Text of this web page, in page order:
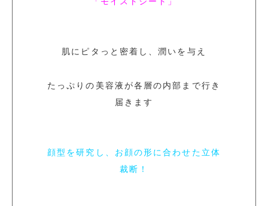
肌にピタっと密着し、潤いを与え
たっぷりの美容液が各層の内部まで行き
届きます
顔型を研究し、お顔の形に合わせた立体
裁断！